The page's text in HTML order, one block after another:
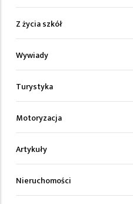
Z życia szkół
Wywiady
Turystyka
Motoryzacja
Artykuły
Nieruchomości